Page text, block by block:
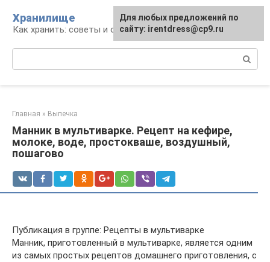
контенту
Хранилище
Как хранить: советы и опыт
Главная » Выпечка
Манник в мультиварке. Рецепт на кефире,
молоке, воде, простокваше, воздушный,
пошагово
Публикация в группе: Рецепты в мультиварке
Манник, приготовленный в мультиварке, является одним
из самых простых рецептов домашнего приготовления, с
Для любых предложений по
сайту: irentdress@cp9.ru